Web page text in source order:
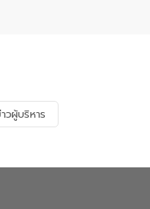
ระเทศ และเตรียมความพร้อม
เติบโตของเมือง รวมถึงการ
าหกรรมแห่งอนาคต ตลอดจน
ความท้าทายจากวิกฤตการ
การดึงจุดแข็งและความ
วผู้บริหาร